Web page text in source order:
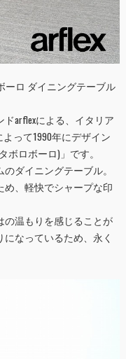
ボーロ ダイニングテーブル
arflexによる、イタリア
よって1990年にデザイン
ボロボーロ)」です。
ダイニングテーブル。
、軽快でシャープな印
の温もりを感じることが
なっているため、永く